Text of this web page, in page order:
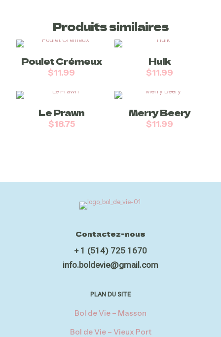
Produits similaires
Poulet Crémeux
$11.99
Hulk
$11.99
Le Prawn
$18.75
Merry Beery
$11.99
Contactez-nous
+ 1 (514) 725 1670
info.boldevie@gmail.com
PLAN DU SITE
Bol de Vie – Masson
Bol de Vie – Vieux Port
Hall